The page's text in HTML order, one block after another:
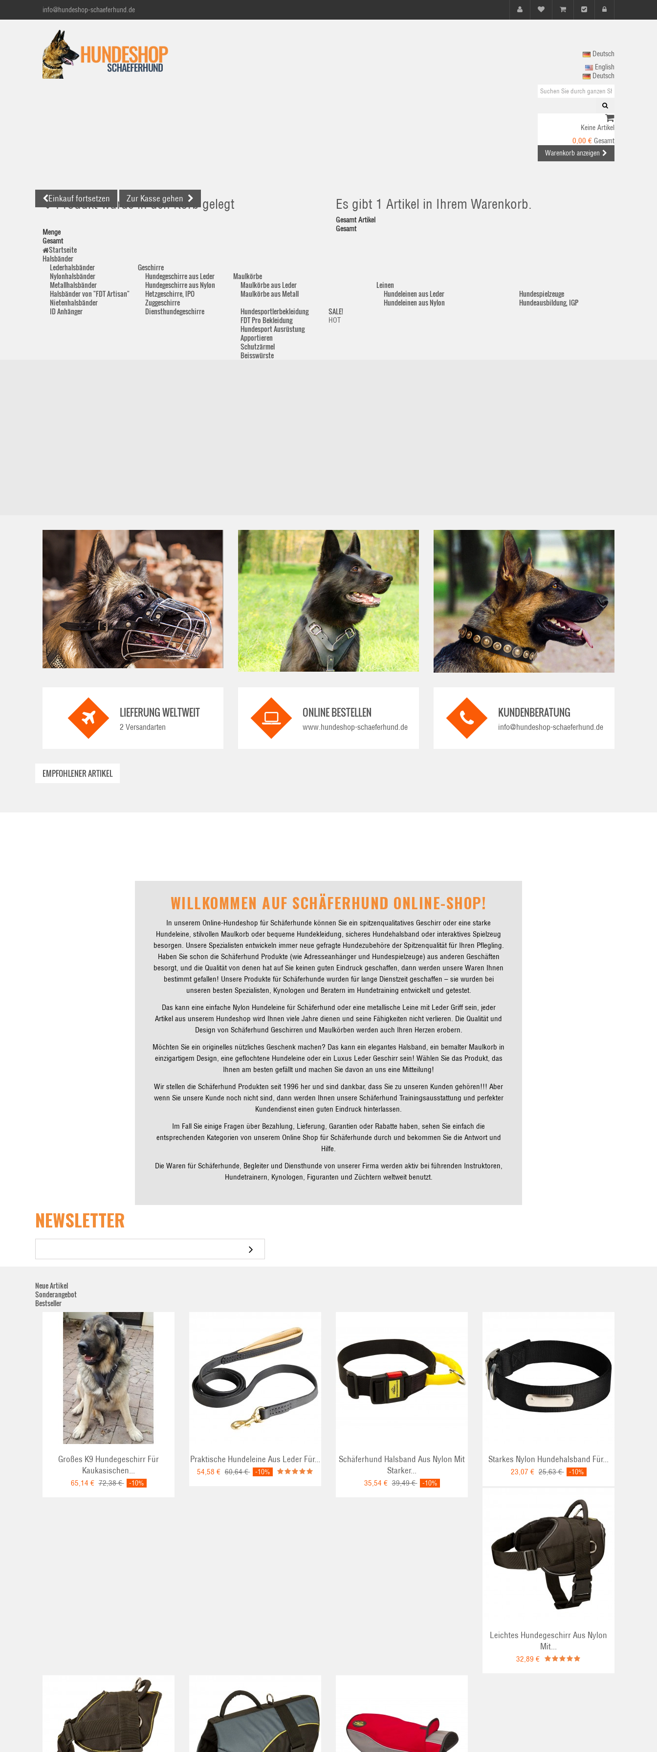
info@hundeshop-schaeferhund.de
Deutsch
English
Deutsch
Keine Artikel
0,00 € Gesamt
Warenkorb anzeigen
Produkt wurde in den Korb gelegt
Menge
Gesamt
Es gibt 1 Artikel in Ihrem Warenkorb.
Gesamt Artikel
Gesamt
Einkauf fortsetzen Zur Kasse gehen
Startseite
Halsbänder
Lederhalsbänder
Nylonhalsbänder
Metallhalsbänder
Halsbänder von "FDT Artisan"
Nietenhalsbänder
ID Anhänger
Geschirre
Hundegeschirre aus Leder
Hundegeschirre aus Nylon
Hetzgeschirre, IPO
Zuggeschirre
Diensthundegeschirre
Maulkörbe
Maulkörbe aus Leder
Maulkörbe aus Metall
Leinen
Hundeleinen aus Leder
Hundeleinen aus Nylon
Hundespielzeuge
Hundeausbildung, IGP
Hundesportlerbekleidung
FDT Pro Bekleidung
Hundesport Ausrüstung
Apportieren
Schutzärmel
Beisswürste
SALE!
HOT
LIEFERUNG WELTWEIT
2 Versandarten
ONLINE BESTELLEN
www.hundeshop-schaeferhund.de
KUNDENBERATUNG
info@hundeshop-schaeferhund.de
EMPFOHLENER ARTIKEL
WILLKOMMEN AUF SCHÄFERHUND ONLINE-SHOP!
In unserem Online-Hundeshop für Schäferhunde können Sie ein spitzenqualitatives Geschirr oder eine starke
Hundeleine, stilvollen Maulkorb oder bequeme Hundekleidung, sicheres Hundehalsband oder interaktives Spielzeug
besorgen. Unsere Spezialisten entwickeln immer neue gefragte Hundezubehöre der Spitzenqualität für Ihren Pflegling.
Haben Sie schon die Schäferhund Produkte (wie Adresseanhänger und Hundespielzeuge) aus anderen Geschäften
besorgt, und die Qualität von denen hat auf Sie keinen guten Eindruck geschaffen, dann werden unsere Waren Ihnen
bestimmt gefallen! Unsere Produkte für Schäferhunde wurden für lange Dienstzeit geschaffen – sie wurden bei
unseren besten Spezialisten, Kynologen und Beratern im Hundetraining entwickelt und getestet.
Das kann eine einfache Nylon Hundeleine für Schäferhund oder eine metallische Leine mit Leder Griff sein, jeder
Artikel aus unserem Hundeshop wird Ihnen viele Jahre dienen und seine Fähigkeiten nicht verlieren. Die Qualität und
Design von Schäferhund Geschirren und Maulkörben werden auch Ihren Herzen erobern.
Möchten Sie ein originelles nützliches Geschenk machen? Das kann ein elegantes Halsband, ein bemalter Maulkorb in
einzigartigem Design, eine geflochtene Hundeleine oder ein Luxus Leder Geschirr sein! Wählen Sie das Produkt, das
Ihnen am besten gefällt und machen Sie davon an uns eine Mitteilung!
Wir stellen die Schäferhund Produkten seit 1996 her und sind dankbar, dass Sie zu unseren Kunden gehören!!! Aber
wenn Sie unsere Kunde noch nicht sind, dann werden Ihnen unsere Schäferhund Trainingsausstattung und perfekter
Kundendienst einen guten Eindruck hinterlassen.
Im Fall Sie einige Fragen über Bezahlung, Lieferung, Garantien oder Rabatte haben, sehen Sie einfach die
entsprechenden Kategorien von unserem Online Shop für Schäferhunde durch und bekommen Sie die Antwort und
Hilfe.
Die Waren für Schäferhunde, Begleiter und Diensthunde von unserer Firma werden aktiv bei führenden Instruktoren,
Hundetrainern, Kynologen, Figuranten und Züchtern weltweit benutzt.
NEWSLETTER
Neue Artikel
Sonderangebot
Bestseller
Großes K9 Hundegeschirr Für
Kaukasischen...
65,14 € 72,38 € -10%
ADD TO CART
Praktische Hundeleine Aus Leder Für...
54,58 € 60,64 € -10%
ADD TO CART
Schäferhund Halsband Aus Nylon Mit
Starker...
35,54 € 39,49 € -10%
ADD TO CART
Starkes Nylon Hundehalsband Für...
23,07 € 25,63 € -10%
Leichtes Hundegeschirr Aus Nylon
Mit...
32,89 €